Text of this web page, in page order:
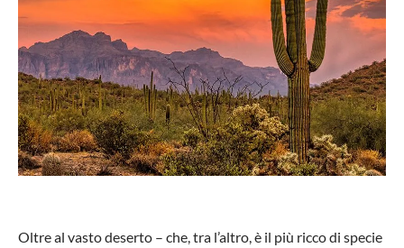
Oltre al vasto deserto – che, tra l’altro, è il più ricco di specie